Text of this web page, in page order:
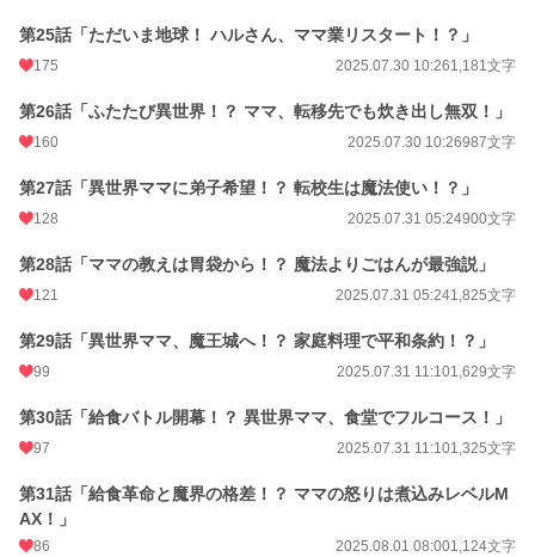
第25話「ただいま地球！ ハルさん、ママ業リスタート！？」
175 2025.07.30 10:261,181文字
第26話「ふたたび異世界！？ ママ、転移先でも炊き出し無双！」
160 2025.07.30 10:26987文字
第27話「異世界ママに弟子希望！？ 転校生は魔法使い！？」
128 2025.07.31 05:24900文字
第28話「ママの教えは胃袋から！？ 魔法よりごはんが最強説」
121 2025.07.31 05:241,825文字
第29話「異世界ママ、魔王城へ！？ 家庭料理で平和条約！？」
99 2025.07.31 11:101,629文字
第30話「給食バトル開幕！？ 異世界ママ、食堂でフルコース！」
97 2025.07.31 11:101,325文字
第31話「給食革命と魔界の格差！？ ママの怒りは煮込みレベルM
AX！」
86 2025.08.01 08:001,124文字